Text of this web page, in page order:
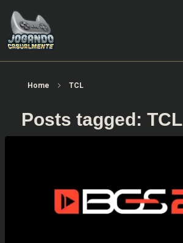
Home TCL
Posts tagged: TCL